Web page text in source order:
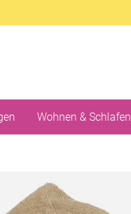
Wohnen & Schlafen